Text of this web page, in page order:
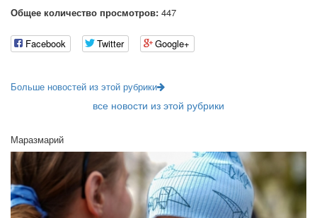
Общее количество просмотров: 447
Facebook Twitter Google+
Больше новостей из этой рубрики
все новости из этой рубрики
Маразмарий